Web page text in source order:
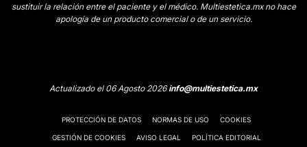
sustituir la relación entre el paciente y el médico. Multiestetica.mx no hace
apología de un producto comercial o de un servicio.
Actualizado el 06 Agosto 2026info@multiestetica.mx
PROTECCIÓN DE DATOS NORMAS DE USO COOKIES
GESTIÓN DE COOKIES AVISO LEGAL POLÍTICA EDITORIAL